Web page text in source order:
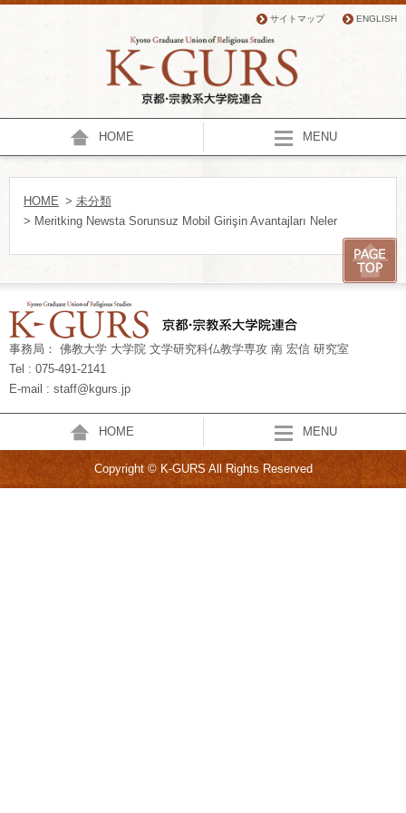
サイトマップ ENGLISH
HOME MENU
HOME > 未分類
> Meritking Newsta Sorunsuz Mobil Girişin Avantajları Neler
事務局： 佛教大学 大学院 文学研究科仏教学専攻 南 宏信 研究室
Tel : 075-491-2141
E-mail : staff@kgurs.jp
HOME MENU
Copyright © K-GURS All Rights Reserved